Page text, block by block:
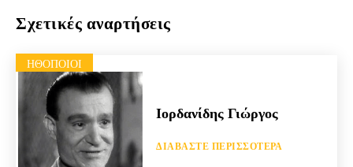
Σχετικές αναρτήσεις
HΘΟΠΟΙΟΊ
Ιορδανίδης Γιώργος
ΔΙΑΒΆΣΤΕ ΠΕΡΙΣΣΌΤΕΡΑ